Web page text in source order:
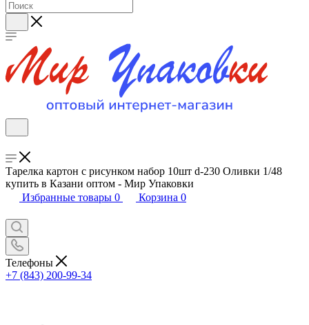
Тарелка картон с рисунком набор 10шт d-230 Оливки 1/48
купить в Казани оптом - Мир Упаковки
Избранные товары 0 Корзина 0
Телефоны
+7 (843) 200-99-34